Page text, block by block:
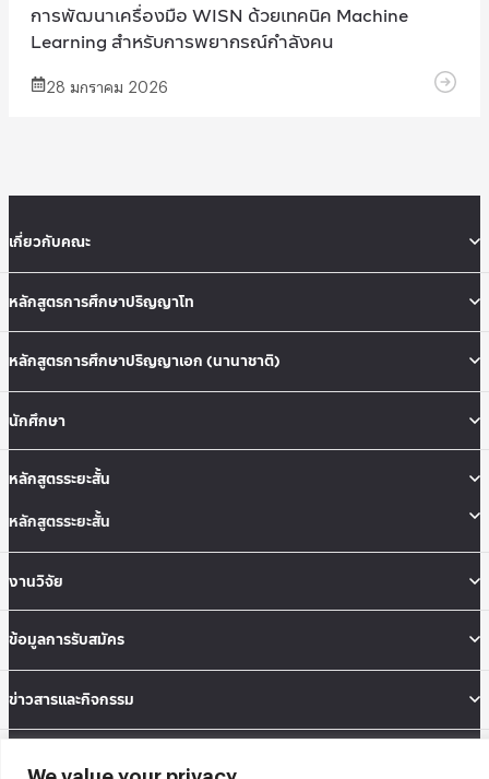
We value your privacy
การพัฒนาเครื่องมือ WISN ด้วยเทคนิค Machine
Learning สําหรับการพยากรณ์กําลังคน
28 มกราคม 2026
เกี่ยวกับคณะ
หลักสูตรการศึกษาปริญญาโท
หลักสูตรการศึกษาปริญญาเอก (นานาชาติ)
นักศึกษา
หลักสูตรระยะสั้น
หลักสูตรระยะสั้น
งานวิจัย
ข้อมูลการรับสมัคร
ข่าวสารและกิจกรรม